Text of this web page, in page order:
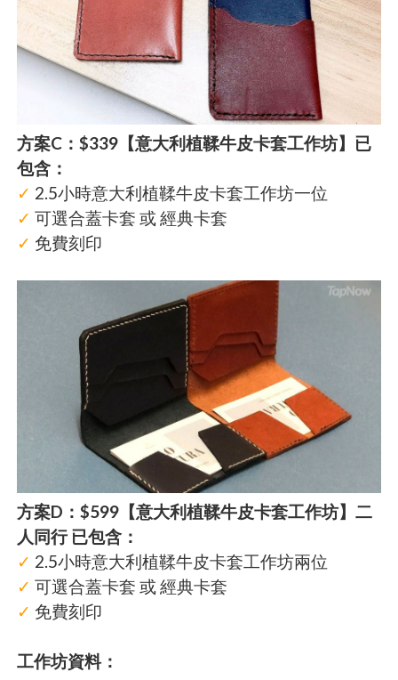
方案C：$339【意大利植鞣牛皮卡套工作坊】已
包含：
✓ 2.5小時意大利植鞣牛皮卡套工作坊一位
✓ 可選合蓋卡套 或 經典卡套
✓ 免費刻印
方案D：$599【意大利植鞣牛皮卡套工作坊】二
人同行 已包含：
✓ 2.5小時意大利植鞣牛皮卡套工作坊兩位
✓ 可選合蓋卡套 或 經典卡套
✓ 免費刻印
工作坊資料：